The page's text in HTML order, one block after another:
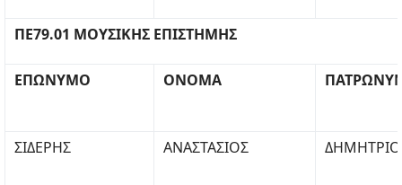
ΠΕ79.01 ΜΟΥΣΙΚΗΣ ΕΠΙΣΤΗΜΗΣ
ΕΠΩΝΥΜΟ ΟΝΟΜΑ
ΣΙΔΕΡΗΣ ΑΝΑΣΤΑΣΙΟΣ